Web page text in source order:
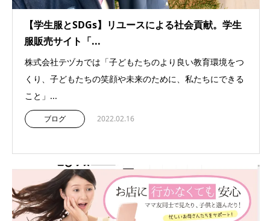
【学生服とSDGs】リユースによる社会貢献。学生
服販売サイト「...
株式会社テヅカでは「子どもたちのより良い教育環境をつ
くり、子どもたちの笑顔や未来のために、私たちにできる
こと」...
ブログ 2022.02.16